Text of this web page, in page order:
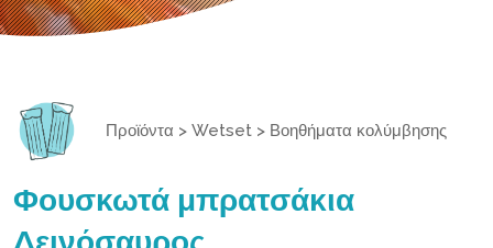
Προϊόντα > Wetset > Βοηθήματα κολύμβησης
Φουσκωτά μπρατσάκια